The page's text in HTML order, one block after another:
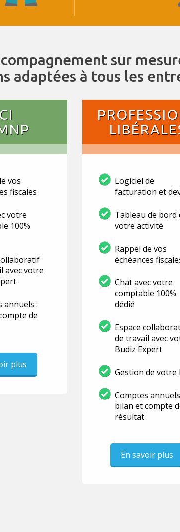
sur
adaptées à tous les
vos
fiscales
votre
100%
avec votre
annuels :
de
plus
Logiciel de
facturation et
Tableau de bord
votre activité
Rappel de vos
échéances
Chat avec votre
comptable 100%
dédié
Espace
de travail avec
Budiz Expert
Gestion de votre
Comptes
bilan et compte
résultat
En savoir plus